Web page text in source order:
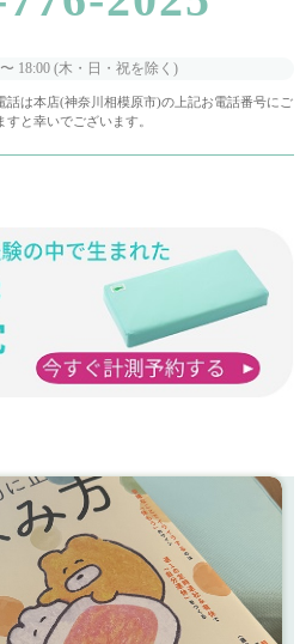
18:00 (木・日・祝を除く)
話は本店(神奈川相模原市)の上記お電話番号にご
すと幸いでございます。